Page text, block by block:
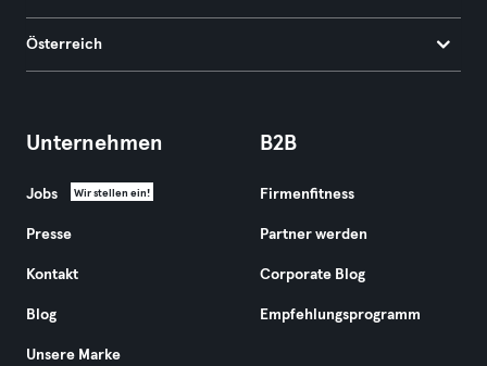
Österreich
Unternehmen
Jobs Wir stellen ein!
Presse
Kontakt
Blog
Unsere Marke
B2B
Firmenfitness
Partner werden
Corporate Blog
Empfehlungsprogramm